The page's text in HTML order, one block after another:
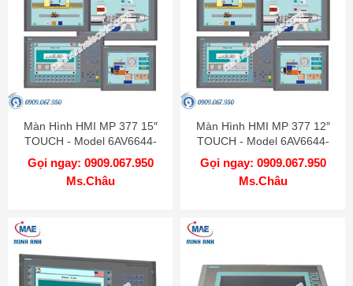
Màn Hình HMI MP 377 15″
TOUCH - Model 6AV6644-
0AB01-2AX0
Gọi ngay: 0909.067.950
Ms.Châu
Màn Hình HMI MP 377 12″
TOUCH - Model 6AV6644-
0AA01-2AX0
Gọi ngay: 0909.067.950
Ms.Châu